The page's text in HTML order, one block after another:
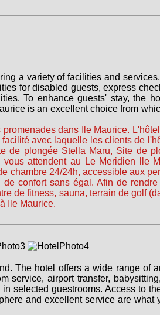
a variety of facilities and services,
for disabled guests, express
To enhance guests' stay, the
is an excellent choice from
dans Ile Maurice.
avec laquelle les clients de
de plongée Stella Maru, Site de
attendent au Le Meridien lle
chambre 24/24h, accessible aux
confort sans égal. Afin de
de fitness, sauna, terrain de golf
Ile Maurice.
The hotel offers a wide range of
service, airport transfer,
selected guestrooms. Access to
and excellent service are what